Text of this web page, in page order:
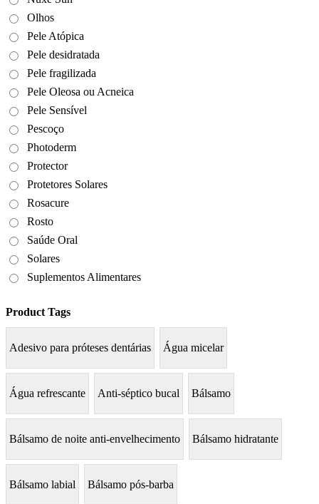
Olhos
Pele Atópica
Pele desidratada
Pele fragilizada
Pele Oleosa ou Acneica
Pele Sensível
Pescoço
Photoderm
Protector
Protetores Solares
Rosacure
Rosto
Saúde Oral
Solares
Suplementos Alimentares
Product Tags
Adesivo para próteses dentárias Água micelar
Água refrescante Anti-séptico bucal Bálsamo
Bálsamo de noite anti-envelhecimento Bálsamo hidratante
Bálsamo labial Bálsamo pós-barba